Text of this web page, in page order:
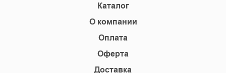
Каталог
О компании
Оплата
Оферта
Доставка